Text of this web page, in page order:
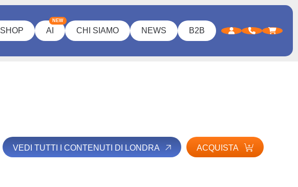
SHOP AI
NEW
CHI SIAMO NEWS B2B
VEDI TUTTI I CONTENUTI DI LONDRA ACQUISTA